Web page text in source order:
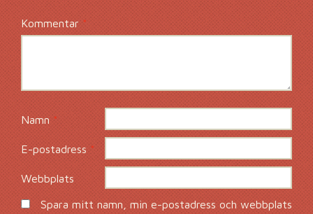
Kommentar*
Namn*
E-postadress*
Webbplats
Spara mitt namn, min e-postadress och webbplats